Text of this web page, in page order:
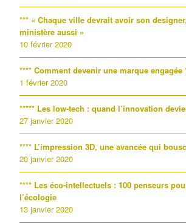
*** « Chaque ville devrait avoir son
ministère aussi »
10 février 2020
**** Comment devenir une marque engagée
1 février 2020
***** Les low-tech : quand l’innovation
27 janvier 2020
**** L’impression 3D, une avancée qui
20 janvier 2020
**** Les éco-intellectuels : 100 penseurs
l’écologie
13 janvier 2020